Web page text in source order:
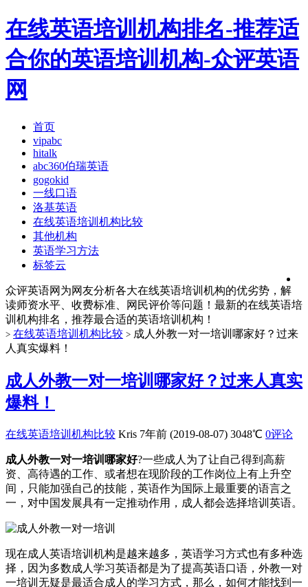
在线英语培训机构排名-推荐适
合你的英语培训机构-众评英语
网
首页
vipabc
hitalk
abc360伯瑞英语
gogokid
一线口语
洛基英语
在线英语培训机构比较
其他机构
英语学习方法
标签云
众评英语网为网友分析各大在线英语培训机构的优劣势，解
读师资水平、收费标准、网民评价等问题！最新的在线英语培
训机构排名，推荐最合适的英语培训机构！
> 在线英语培训机构比较 > 成人外教一对一培训哪家好？过来
人真实爆料！
成人外教一对一培训哪家好？过来人真实
爆料！
在线英语培训机构比较 Kris 7年前 (2019-08-07) 3048℃ 0评论
成人外教一对一培训哪家好?一些成人为了让自己得到高薪
资、高待遇的工作、或者想在现阶段的工作岗位上有上升空
间，只能加强自己的技能，英语作为国际上最重要的语言之
一，对中国发展具有一定推动作用，成人都会选择培训英语。
现在成人英语培训机构是越来越多，英语学习方式也有多种选
择，因为多数成人学习英语都是为了提高英语口语，外教一对
一培训无疑是最适合成人的学习方式，那么，如何才能找到一